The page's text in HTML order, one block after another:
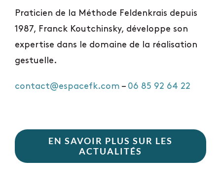
Praticien de la Méthode Feldenkrais depuis
1987, Franck Koutchinsky, développe son
expertise dans le domaine de la réalisation
gestuelle.
contact@espacefk.com – 06 85 92 64 22
EN SAVOIR PLUS SUR LES
ACTUALITÉS